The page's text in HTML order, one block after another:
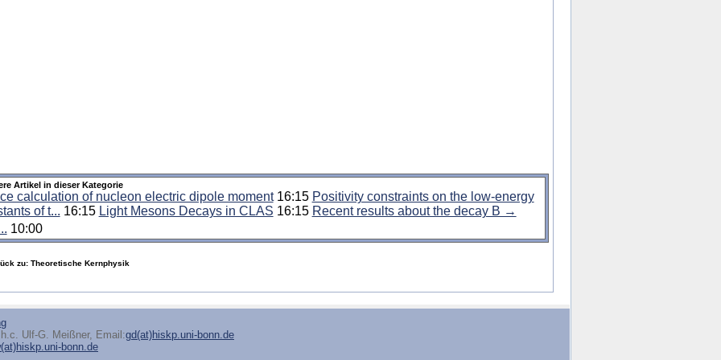
Artikel in dieser Kategorie
calculation of nucleon electric dipole moment16:15 Positivity constraints on the low-energy
of t... 16:15 Light Mesons Decays in CLAS 16:15 Recent results about the decay B →
10:00
zu: Theoretische Kernphysik
Ulf-G. Meißner, Email:gd(at)hiskp.uni-bonn.de
bonn.de